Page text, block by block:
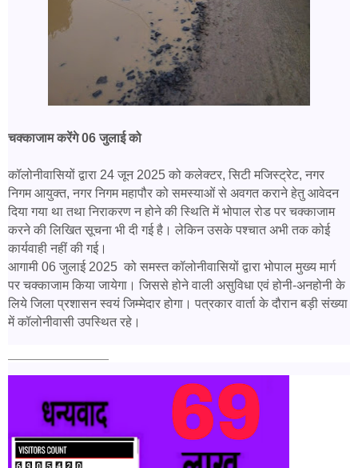
चक्काजाम करेंगे 06 जुलाई को
कॉलोनीवासियों द्वारा 24 जून 2025 को कलेक्टर, सिटी मजिस्ट्रेट, नगर
निगम आयुक्त, नगर निगम महापौर को समस्याओं से अवगत कराने हेतु आवेदन
दिया गया था तथा निराकरण न होने की स्थिति में भोपाल रोड पर चक्काजाम
करने की लिखित सूचना भी दी गई है। लेकिन उसके पश्चात अभी तक कोई
कार्यवाही नहीं की गई।
आगामी 06 जुलाई 2025 को समस्त कॉलोनीवासियों द्वारा भोपाल मुख्य मार्ग
पर चक्काजाम किया जायेगा। जिससे होने वाली असुविधा एवं होनी-अनहोनी के
लिये जिला प्रशासन स्वयं जिम्मेदार होगा। पत्रकार वार्ता के दौरान बड़ी संख्या
में कॉलोनीवासी उपस्थित रहे।